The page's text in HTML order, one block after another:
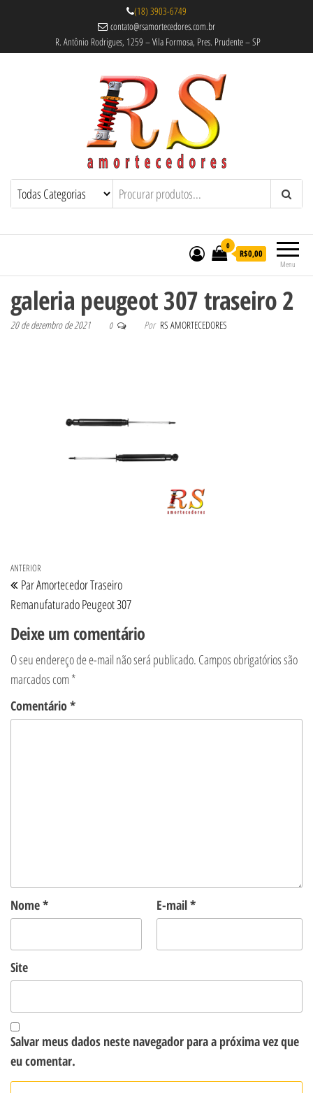
(18) 3903-6749
contato@rsamortecedores.com.br
R. Antônio Rodrigues, 1259 – Vila Formosa, Pres. Prudente – SP
Rs Amortecedores Recondicionados –
Suspensão e Molas
Amortecedores Recondicionados de
qualidade reconhecida.
Menu
0
R$0,00
galeria peugeot 307 traseiro 2
20 de dezembro de 2021 0 Por RS AMORTECEDORES
Navegação de Post
Post anterior
ANTERIOR
Par Amortecedor Traseiro
Remanufaturado Peugeot 307
Deixe um comentário
O seu endereço de e-mail não será publicado. Campos obrigatórios são
marcados com*
Comentário*
Nome* E-mail*
Site
Salvar meus dados neste navegador para a próxima vez que
eu comentar.